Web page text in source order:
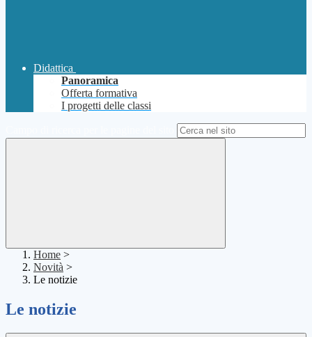
Didattica
Panoramica
Offerta formativa
I progetti delle classi
Home >
Novità >
Le notizie
Le notizie